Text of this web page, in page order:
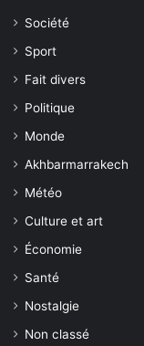
Société
Sport
Fait divers
Politique
Monde
Akhbarmarrakech
Météo
Culture et art
Économie
Santé
Nostalgie
Non classé